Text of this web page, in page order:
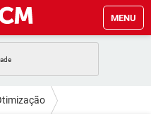
MENU
FACEBOOK